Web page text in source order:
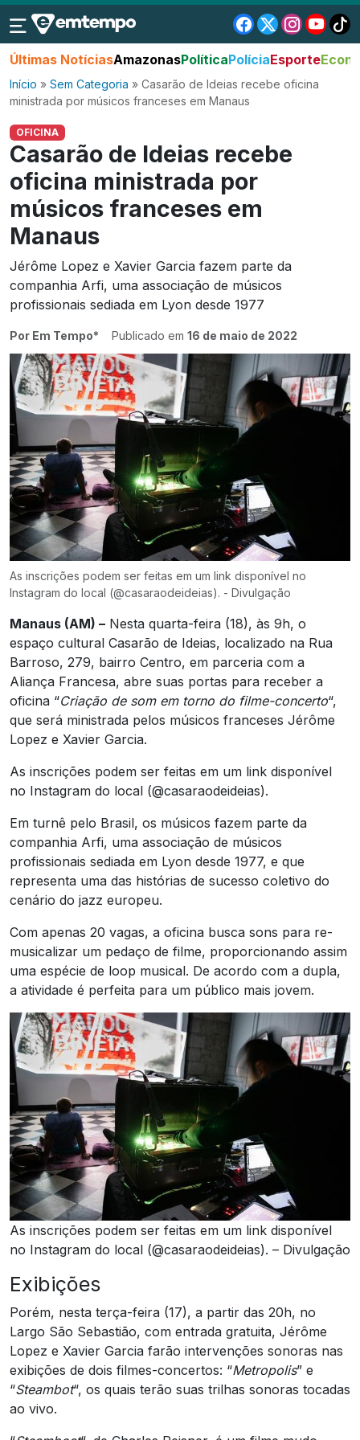
Últimas NotíciasAmazonasPolíticaPolíciaEsporte
Início » Sem Categoria » Casarão de Ideias recebe oficina
ministrada por músicos franceses em Manaus
OFICINA
Casarão de Ideias recebe
oficina ministrada por
músicos franceses em
Manaus
Jérôme Lopez e Xavier Garcia fazem parte da
companhia Arfi, uma associação de músicos
profissionais sediada em Lyon desde 1977
Por Em Tempo* Publicado em 16 de maio de 2022
As inscrições podem ser feitas em um link disponível no
Instagram do local (@casaraodeideias). - Divulgação
Manaus (AM) – Nesta quarta-feira (18), às 9h, o
espaço cultural Casarão de Ideias, localizado na Rua
Barroso, 279, bairro Centro, em parceria com a
Aliança Francesa, abre suas portas para receber a
oficina “Criação de som em torno do filme-concerto“,
que será ministrada pelos músicos franceses Jérôme
Lopez e Xavier Garcia.
As inscrições podem ser feitas em um link disponível
no Instagram do local (@casaraodeideias).
Em turnê pelo Brasil, os músicos fazem parte da
companhia Arfi, uma associação de músicos
profissionais sediada em Lyon desde 1977, e que
representa uma das histórias de sucesso coletivo do
cenário do jazz europeu.
Com apenas 20 vagas, a oficina busca sons para re-
musicalizar um pedaço de filme, proporcionando assim
uma espécie de loop musical. De acordo com a dupla,
a atividade é perfeita para um público mais jovem.
As inscrições podem ser feitas em um link disponível
no Instagram do local (@casaraodeideias). – Divulgação
Exibições
Porém, nesta terça-feira (17), a partir das 20h, no
Largo São Sebastião, com entrada gratuita, Jérôme
Lopez e Xavier Garcia farão intervenções sonoras nas
exibições de dois filmes-concertos: “Metropolis” e
“Steambot“, os quais terão suas trilhas sonoras tocadas
ao vivo.